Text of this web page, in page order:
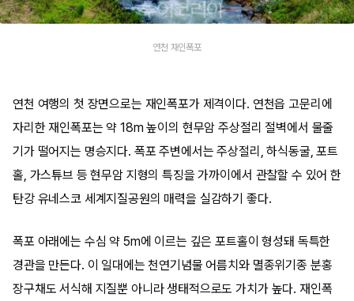
연천 재인폭포
연천 여행의 첫 장면으로는 재인폭포가 제격이다. 연천읍 고문리에
자리한 재인폭포는 약 18m 높이의 현무암 주상절리 절벽에서 물줄
기가 떨어지는 명승지다. 폭포 주변에서는 주상절리, 하식동굴, 포트
홀, 가스튜브 등 현무암 지형의 특징을 가까이에서 관찰할 수 있어 한
탄강 유네스코 세계지질공원의 매력을 실감하기 좋다.
폭포 아래에는 수심 약 5m에 이르는 깊은 포트홀이 형성돼 독특한
경관을 만든다. 이 일대에는 천연기념물 어름치와 멸종위기종 분홍
장구채도 서식해 지질뿐 아니라 생태적으로도 가치가 높다. 재인폭